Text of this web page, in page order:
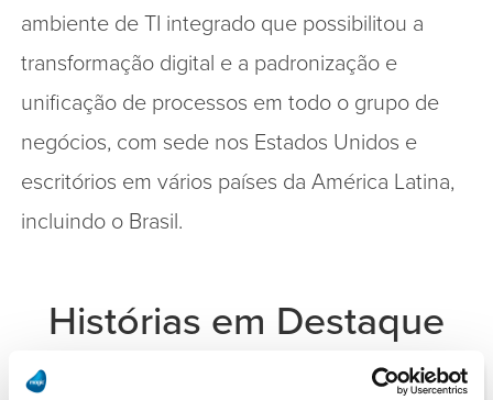
ambiente de TI integrado que possibilitou a
transformação digital e a padronização e
unificação de processos em todo o grupo de
negócios, com sede nos Estados Unidos e
escritórios em vários países da América Latina,
incluindo o Brasil.
Histórias em Destaque